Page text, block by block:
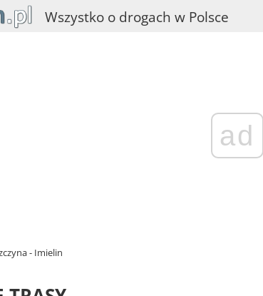
Wszystko o drogach w Polsce
ad
- Imielin